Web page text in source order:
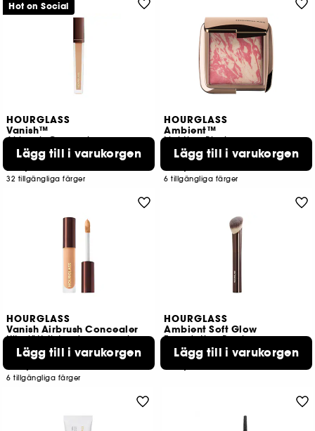
HOURGLASS
Vanish™
Airbrush Concealer
3958
479,00 KR
32 tillgängliga färger
Lägg till i varukorgen
Hot on Social
HOURGLASS
Ambient™
Lighting Blush
2634
599,00 KR
6 tillgängliga färger
Lägg till i varukorgen
HOURGLASS
Vanish Airbrush Concealer
Ultralätt flytande concealer i resestorlek
123
229,00 KR
6 tillgängliga färger
Lägg till i varukorgen
HOURGLASS
Ambient Soft Glow
Foundation Brush
207
689,00 KR
Lägg till i varukorgen